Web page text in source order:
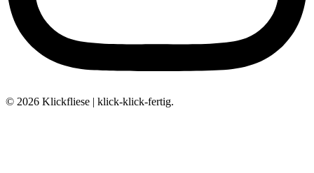
© 2026 Klickfliese | klick-klick-fertig.